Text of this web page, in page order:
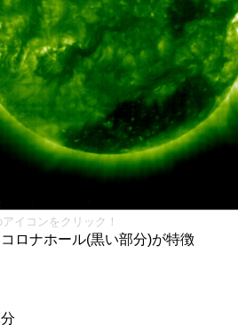
イコンをクリック！
ロナホール(黒い部分)が特徴